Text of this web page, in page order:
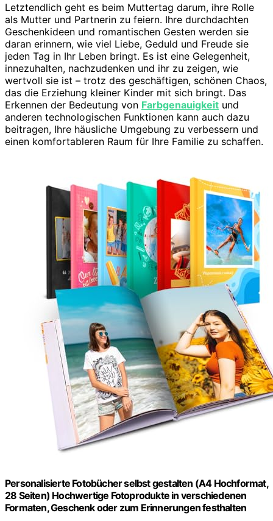
Letztendlich geht es beim Muttertag darum, ihre Rolle
als Mutter und Partnerin zu feiern. Ihre durchdachten
Geschenkideen und romantischen Gesten werden sie
daran erinnern, wie viel Liebe, Geduld und Freude sie
jeden Tag in Ihr Leben bringt. Es ist eine Gelegenheit,
innezuhalten, nachzudenken und ihr zu zeigen, wie
wertvoll sie ist – trotz des geschäftigen, schönen Chaos,
das die Erziehung kleiner Kinder mit sich bringt. Das
Erkennen der Bedeutung von Farbgenauigkeit und
anderen technologischen Funktionen kann auch dazu
beitragen, Ihre häusliche Umgebung zu verbessern und
einen komfortableren Raum für Ihre Familie zu schaffen.
Personalisierte Fotobücher selbst gestalten (A4 Hochformat,
28 Seiten) Hochwertige Fotoprodukte in verschiedenen
Formaten, Geschenk oder zum Erinnerungen festhalten